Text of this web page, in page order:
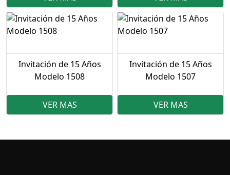
Invitación de 15 Años
Modelo 1508
VER MAS
Invitación de 15 Años
Modelo 1507
VER MAS